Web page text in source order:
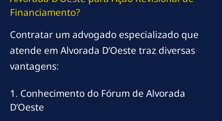
Financiamento?
Contratar um advogado especializado que
atende em Alvorada D’Oeste traz diversas
vantagens:
1. Conhecimento do Fórum de Alvorada
D’Oeste